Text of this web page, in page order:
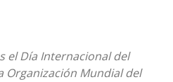
el Día Internacional del
Mundial del